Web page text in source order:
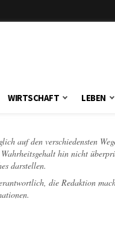
WIRTSCHAFT LEBEN
auf den verschiedensten
hin nicht
darstellen.
die Redaktion